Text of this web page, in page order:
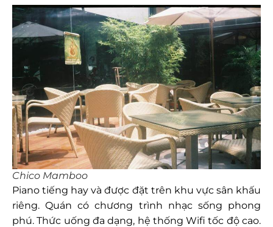
Chico Mamboo
Piano tiếng hay và được đặt trên khu vực sân khấu
riêng. Quán có chương trình nhạc sống phong
phú. Thức uống đa dạng, hệ thống Wifi tốc độ cao.